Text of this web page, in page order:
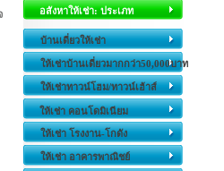
อสังหาให้เช่า: ประเภท
บ้านเดี่ยวให้เช่า
ให้เช่าบ้านเดี่ยวมากกว่า50,000บาท
ให้เช่าทาวน์โฮม/ทาวน์เฮ้าส์
ให้เช่า คอนโดมิเนียม
ให้เช่า โรงงาน-โกดัง
ให้เช่า อาคารพาณิชย์